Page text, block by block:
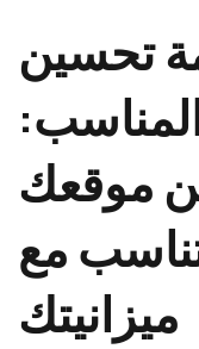
تحسين
موقعك
مع
ميزانيتك